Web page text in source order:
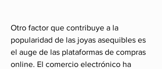
Otro factor que contribuye a la
popularidad de las joyas asequibles es
el auge de las plataformas de compras
online. El comercio electrónico ha